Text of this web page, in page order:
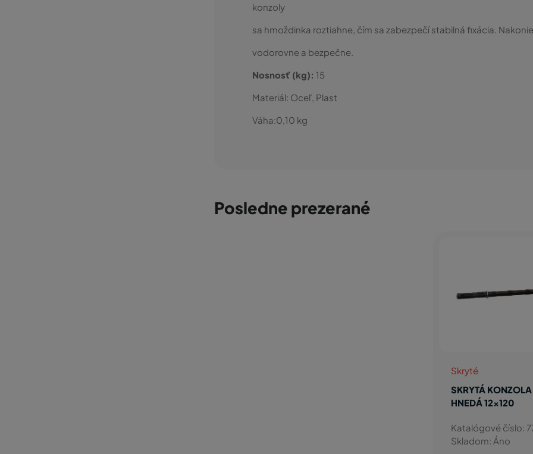
konzoly
sa hmoždinka roztiahne, čím sa zabezpečí stabilná fixácia.
vodorovne a bezpečne.
Nosnosť (kg): 15
Materiál: Oceľ, Plast
Váha:0,10 kg
Posledne prezerané
Skryté
SKRYTÁ KONZOLA
HNEDÁ 12x120
Katalógové číslo:
Skladom: Áno